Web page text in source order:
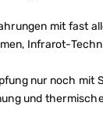
mit fast
Infrarot-
nur noch
und